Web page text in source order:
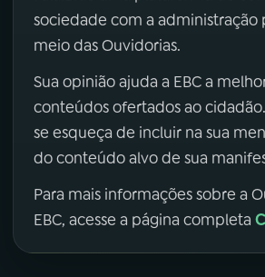
sociedade com a administração
meio das Ouvidorias.
Sua opinião ajuda a EBC a
conteúdos ofertados ao
se esqueça de incluir na sua
do conteúdo alvo de sua
Para mais informações sobre a
EBC, acesse a página completa